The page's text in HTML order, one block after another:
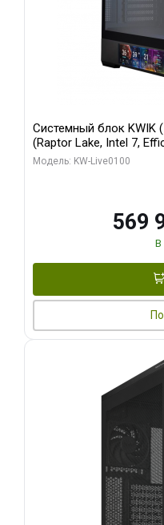
Системный блок KWIK
(Raptor Lake, Intel 7,
модуля)/ Afox RTX4090
Модель: KW-Live0100
569
В